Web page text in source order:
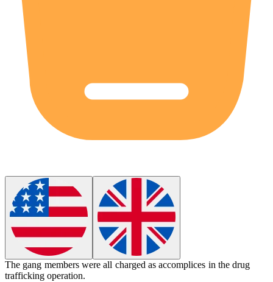
The gang members were all charged asaccomplices in the drug
trafficking operation.